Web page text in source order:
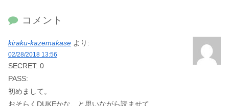
コメント
kiraku-kazemakase より:
02/28/2018 13:56
SECRET: 0
PASS:
初めまして。
おそらくDUKEかな、と思いながら読ませて